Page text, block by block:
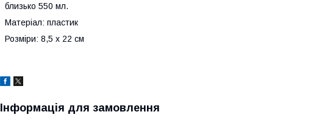
близько 550 мл.
Матеріал: пластик
Розміри: 8,5 x 22 cм
Інформація для замовлення